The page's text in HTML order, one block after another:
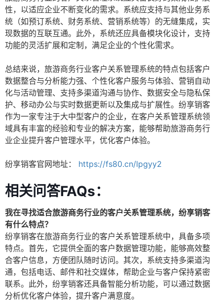
性，以适应企业不断变化的需求。系统应支持与其他业务系
统（如预订系统、财务系统、营销系统等）的无缝集成，实
现数据的互联互通。此外，系统还应具备模块化设计，支持
功能的灵活扩展和定制，满足企业的个性化需求。
总结来说，旅游商务行业客户关系管理系统的特点包括客户
数据整合与分析能力强、个性化客户服务与体验、营销自动
化与活动管理、支持多渠道沟通与协作、数据安全与隐私保
护、移动办公与实时数据更新以及集成与扩展性。纷享销客
作为一家专注于大中型客户的企业，在客户关系管理系统领
域具有丰富的经验和专业的解决方案，能够帮助旅游商务行
业企业提升客户管理水平，优化客户体验。
纷享销客官网地址： https://fs80.cn/lpgyy2
相关问答FAQs：
我在寻找适合旅游商务行业的客户关系管理系统，纷享销客
有什么特点？
纷享销客在旅游商务行业的客户关系管理系统中，具备多项
特点。首先，它提供全面的客户数据管理功能，能够高效整
合客户信息，方便团队随时访问。其次，系统支持多渠道沟
通，包括电话、邮件和社交媒体，帮助企业与客户保持紧密
联系。此外，纷享销客还具备智能分析功能，可以通过数据
分析优化客户体验，提升客户满意度。